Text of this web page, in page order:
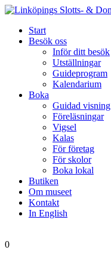
Start
Besök oss
Inför ditt besök
Utställningar
Guideprogram
Kalendarium
Boka
Guidad visning
Föreläsningar
Vigsel
Kalas
För företag
För skolor
Boka lokal
Butiken
Om museet
Kontakt
In English
0